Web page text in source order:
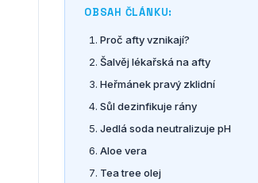
OBSAH ČLÁNKU:
Proč afty vznikají?
Šalvěj lékařská na afty
Heřmánek pravý zklidní
Sůl dezinfikuje rány
Jedlá soda neutralizuje pH
Aloe vera
Tea tree olej